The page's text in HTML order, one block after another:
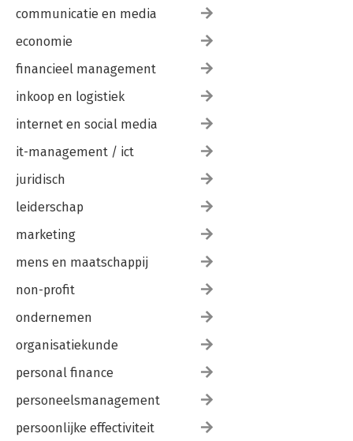
communicatie en media
economie
financieel management
inkoop en logistiek
internet en social media
it-management / ict
juridisch
leiderschap
marketing
mens en maatschappij
non-profit
ondernemen
organisatiekunde
personal finance
personeelsmanagement
persoonlijke effectiviteit